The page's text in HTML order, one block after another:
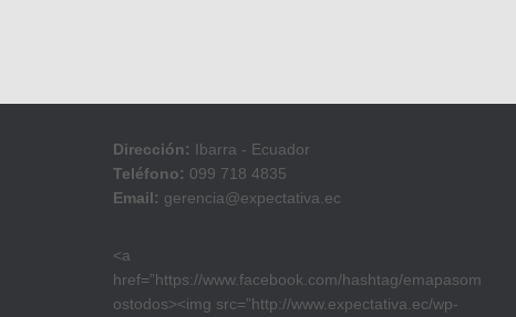
Dirección: Ibarra - Ecuador
Teléfono: 099 718 4835
Email: gerencia@expectativa.ec
<a
href=”https://www.facebook.com/hashtag/emapasom
ostodos><img src=”http://www.expectativa.ec/wp-